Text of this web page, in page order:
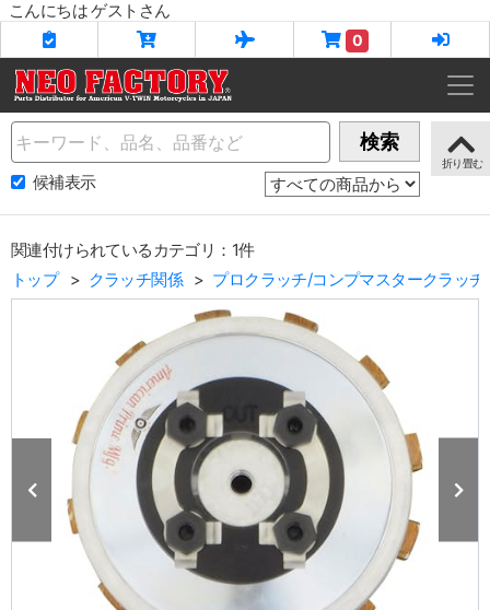
こんにちは ゲストさん
0
Name 検索
候補表示
関連付けられているカテゴリ：1件
トップ
クラッチ関係 プロクラッチ/コンプマスタークラッチ